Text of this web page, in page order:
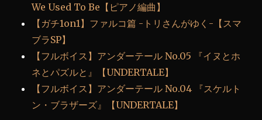
We Used To Be【ピアノ編曲】
【ガチ1on1】ファルコ篇 -トリさんがゆく-【スマ
ブラSP】
【フルボイス】アンダーテール No.05 『イヌとホ
ネとパズルと』【UNDERTALE】
【フルボイス】アンダーテール No.04 『スケルト
ン・ブラザーズ』【UNDERTALE】